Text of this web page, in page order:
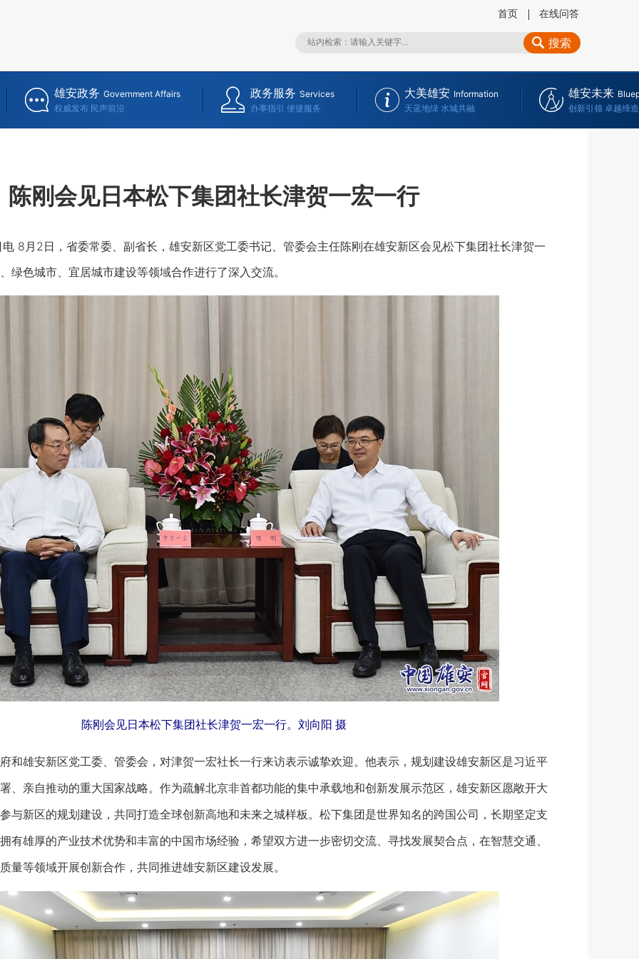
首页 在线问答
搜索
雄安政务 Government Affairs
权威发布 民声前沿
政务服务 Services
办事指引 便捷服务
大美雄安 Information
天蓝地绿 水城共融
雄安未来
创新引领 卓越缔造
陈刚会见日本松下集团社长津贺一宏一行
2日，省委常委、副省长，雄安新区党工委书记、管委会主任陈刚在雄安新区会见松下集团社长津贺一
绿色城市、宜居城市建设等领域合作进行了深入交流。
陈刚会见日本松下集团社长津贺一宏一行。刘向阳 摄
安新区党工委、管委会，对津贺一宏社长一行来访表示诚挚欢迎。他表示，规划建设雄安新区是习近平
、亲自推动的重大国家战略。作为疏解北京非首都功能的集中承载地和创新发展示范区，雄安新区愿敞开大
与新区的规划建设，共同打造全球创新高地和未来之城样板。松下集团是世界知名的跨国公司，长期坚定支
有雄厚的产业技术优势和丰富的中国市场经验，希望双方进一步密切交流、寻找发展契合点，在智慧交通、
量等领域开展创新合作，共同推进雄安新区建设发展。